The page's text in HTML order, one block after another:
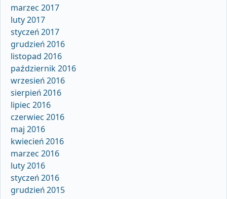
marzec 2017
luty 2017
styczeń 2017
grudzień 2016
listopad 2016
październik 2016
wrzesień 2016
sierpień 2016
lipiec 2016
czerwiec 2016
maj 2016
kwiecień 2016
marzec 2016
luty 2016
styczeń 2016
grudzień 2015